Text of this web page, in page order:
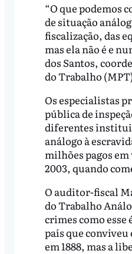
“O que podemos
de situação
fiscalização, das
mas ela não é e
dos Santos,
do Trabalho
Os especialistas
pública de
diferentes
análogo à
milhões pagos
2003, quando
O auditor-fiscal
do Trabalho
crimes como
país que conviveu
em 1888, mas a